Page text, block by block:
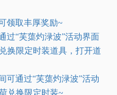
领取丰厚奖励~
过“芙蕖灼渌波”活动界面
换限定时装道具，打开道
可通过“芙蕖灼渌波”活动
兑换限定时装~